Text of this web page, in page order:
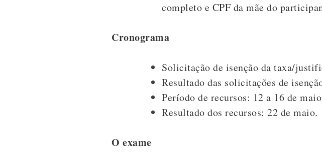
completo e CPF da mãe do
Cronograma
Solicitação de isenção da taxa/
Resultado das solicitações de
Período de recursos: 12 a 16 de
Resultado dos recursos: 22 de maio.
O exame